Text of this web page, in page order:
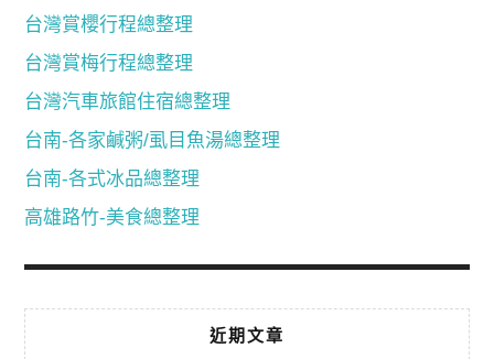
台灣賞櫻行程總整理
台灣賞梅行程總整理
台灣汽車旅館住宿總整理
台南-各家鹹粥/虱目魚湯總整理
台南-各式冰品總整理
高雄路竹-美食總整理
近期文章